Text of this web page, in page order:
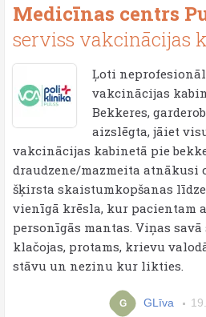
Medicīnas centrs
serviss vakcinācijas
Ļoti
vakcinācijas
Bekkeres,
aizslēgta, jāiet
vakcinācijas kabinetā pie
draudzene/mazmeita atnākusi
šķirsta skaistumkopšanas
vienīgā krēsla, kur pacientam
personīgās mantas. Viņas
klačojas, protams, krievu
stāvu un nezinu kur likties.
G GLīva